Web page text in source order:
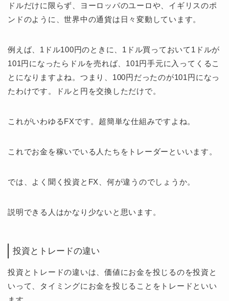
ドルだけに限らず、ヨーロッパのユーロや、イギリスのポ
ンドのように、世界中の通貨は日々変動しています。
例えば、1ドル100円のときに、1ドル買っておいて1ドルが
101円になったらドルを売れば、101円手元に入ってくるこ
とになりますよね。つまり、100円だったのが101円になっ
たわけです。ドルと円を交換しただけで。
これがいわゆるFXです。超簡単な仕組みですよね。
これでお金を稼いでいる人たちをトレーダーといいます。
では、よく聞く投資とFX、何が違うのでしょうか。
説明できる人はかなり少ないと思います。
投資とトレードの違い
投資とトレードの違いは、価値にお金を投じるのを投資と
いって、タイミングにお金を投じることをトレードといい